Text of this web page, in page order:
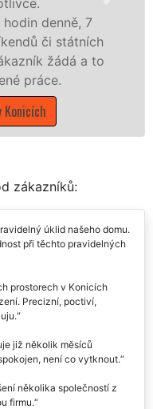
nabízíme pro
státní podniky, ale i
Olomouckém kraji s
zákazníků:
úklid našeho domu.
při těchto pravidelných
prostorech v Konicích
Precizní, poctiví,
již několik měsíců
není co vytknout.
několika společností z
firmu.